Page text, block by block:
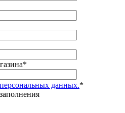
*
данных.*